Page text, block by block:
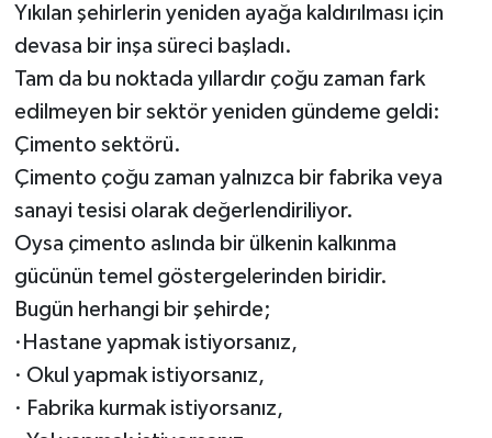
Yıkılan şehirlerin yeniden ayağa kaldırılması için
devasa bir inşa süreci başladı.
Tam da bu noktada yıllardır çoğu zaman fark
edilmeyen bir sektör yeniden gündeme geldi:
Çimento sektörü.
Çimento çoğu zaman yalnızca bir fabrika veya
sanayi tesisi olarak değerlendiriliyor.
Oysa çimento aslında bir ülkenin kalkınma
gücünün temel göstergelerinden biridir.
Bugün herhangi bir şehirde;
·Hastane yapmak istiyorsanız,
· Okul yapmak istiyorsanız,
· Fabrika kurmak istiyorsanız,